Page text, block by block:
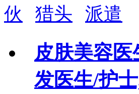
8小时工作制 周末双休
关怀与福利
包住 包吃
伙
猎头 派遣
皮肤美容
发医生/护